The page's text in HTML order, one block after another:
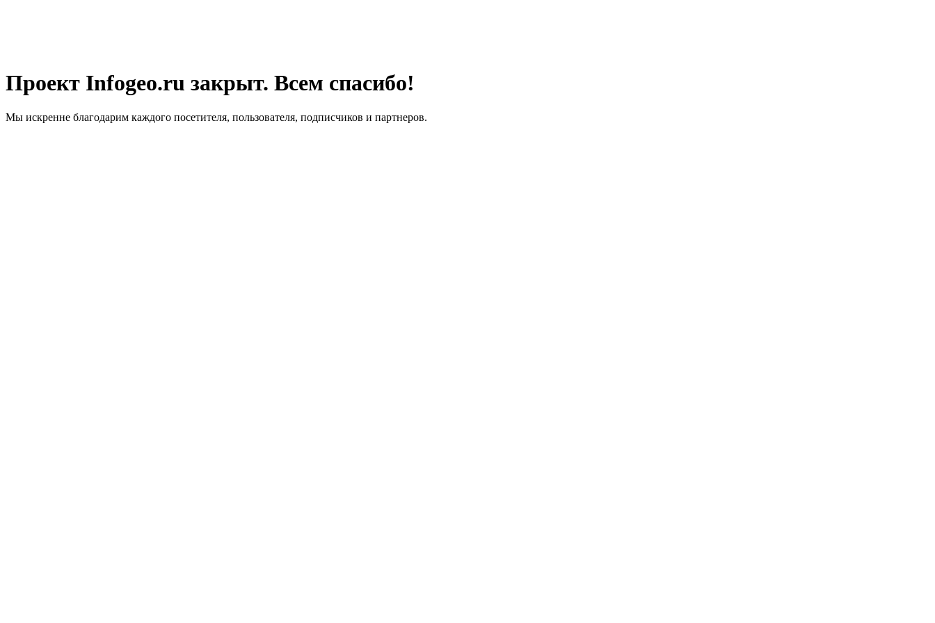
Проект Infogeo.ru закрыт. Всем спасибо!
Мы искренне благодарим каждого посетителя, пользователя, подписчиков и партнеров.